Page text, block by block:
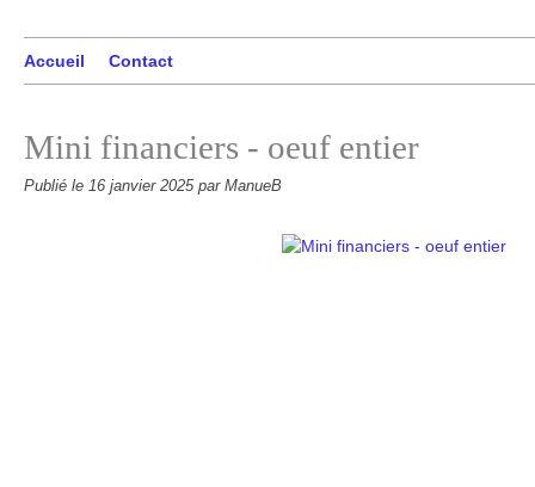
Accueil Contact
Mini financiers - oeuf entier
Publié le 16 janvier 2025 par ManueB